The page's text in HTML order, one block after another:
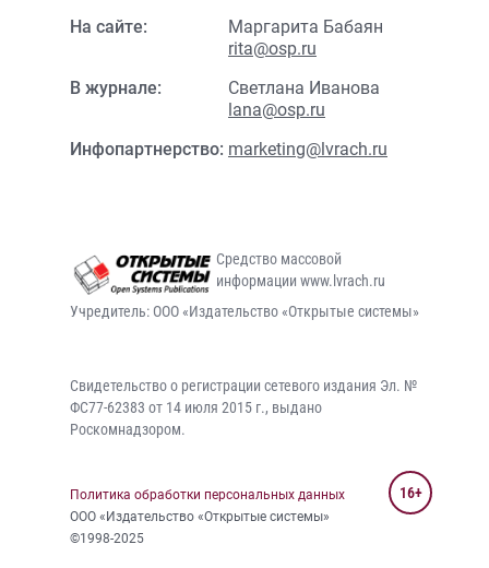
На сайте:
Маргарита Бабаян
rita@osp.ru
В журнале:
Светлана Иванова
lana@osp.ru
Инфопартнерство: marketing@lvrach.ru
Средство массовой
информации www.lvrach.ru
Учредитель: ООО «Издательство «Открытые системы»
Свидетельство о регистрации сетевого издания Эл. №
ФС77-62383 от 14 июля 2015 г., выдано
Роскомнадзором.
Политика обработки персональных данных
ООО «Издательство «Открытые системы»
©1998-2025
16+